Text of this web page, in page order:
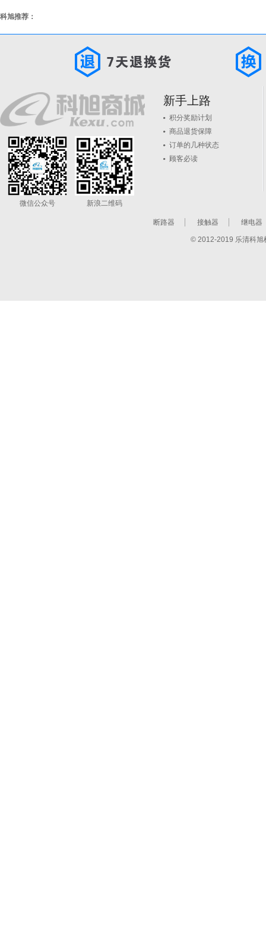
科旭推荐：
微信公众号 新浪二维码
新手上路
积分奖励计划
商品退货保障
订单的几种状态
顾客必读
断路器 接触器 继电器
© 2012-2019 乐清科旭